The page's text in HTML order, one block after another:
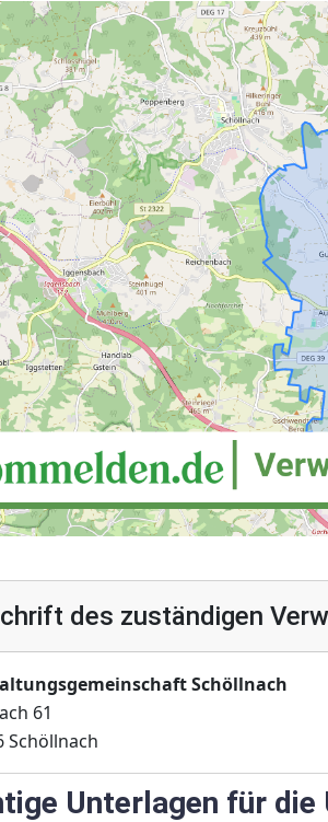
des zuständigen
Schöllnach
61
Schöllnach
Unterlagen für die